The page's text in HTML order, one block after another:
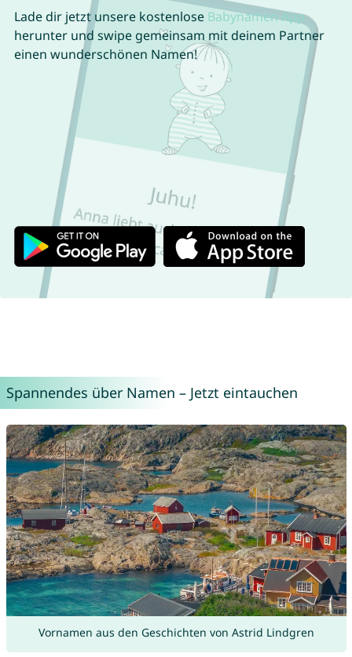
Lade dir jetzt unsere kostenlose Babynamen App
herunter und swipe gemeinsam mit deinem Partner
einen wunderschönen Namen!
Spannendes über Namen – Jetzt eintauchen
Vornamen aus den Geschichten von Astrid Lindgren